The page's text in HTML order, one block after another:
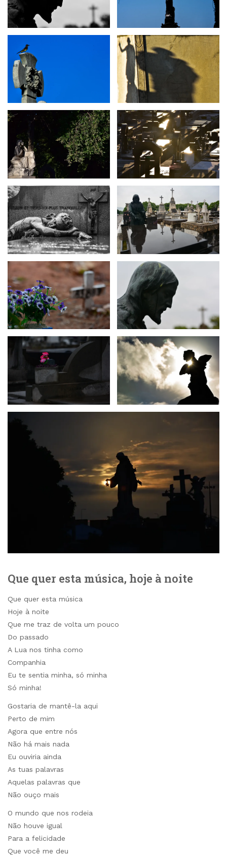
Que quer esta música, hoje à noite
Que quer esta música
Hoje à noite
Que me traz de volta um pouco
Do passado
A Lua nos tinha como
Companhia
Eu te sentia minha, só minha
Só minha!
Gostaria de mantê-la aqui
Perto de mim
Agora que entre nós
Não há mais nada
Eu ouviria ainda
As tuas palavras
Aquelas palavras que
Não ouço mais
O mundo que nos rodeia
Não houve igual
Para a felicidade
Que você me deu